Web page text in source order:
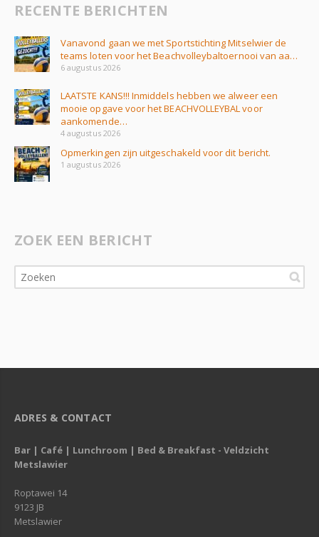
RECENTE BERICHTEN
Vanavond gaan we met Sportstichting Mitselwier de
teams loten voor het Beachvolleybaltoernooi van aa…
6 augustus 2026
LAATSTE KANS!!! Inmiddels hebben we alweer een
mooie opgave voor het BEACHVOLLEYBAL voor
aankomende…
4 augustus 2026
Opmerkingen zijn uitgeschakeld voor dit bericht.
1 augustus 2026
ZOEK EEN BERICHT
ADRES & CONTACT
Bar | Café | Lunchroom | Bed & Breakfast - Veldzicht
Metslawier
Roptawei 14
9123 JB
Metslawier